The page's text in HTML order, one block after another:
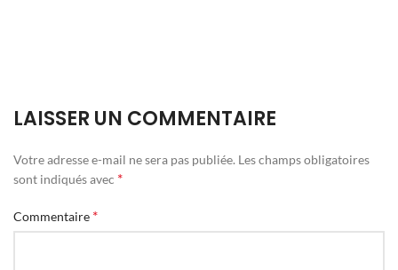
LAISSER UN COMMENTAIRE
Votre adresse e-mail ne sera pas publiée. Les champs obligatoires
sont indiqués avec *
Commentaire *